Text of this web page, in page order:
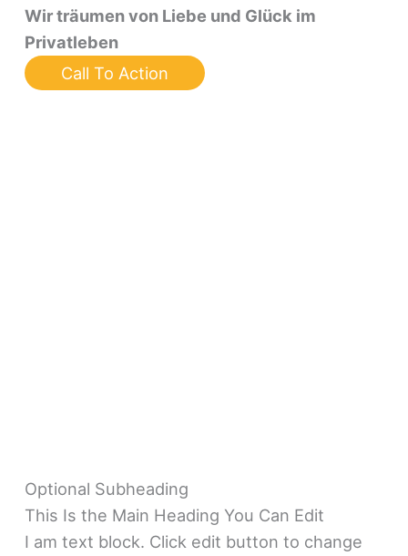
Wir träumen von Liebe und Glück im
Privatleben
Call To Action
Optional Subheading
This Is the Main Heading You Can Edit
I am text block. Click edit button to change